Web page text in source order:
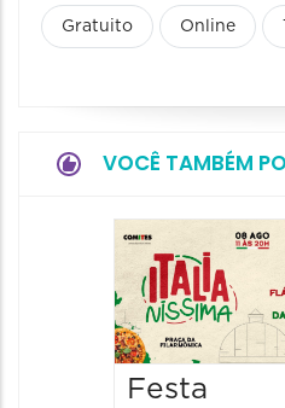
Gratuito Online
VOCÊ TAMBÉM
Festa